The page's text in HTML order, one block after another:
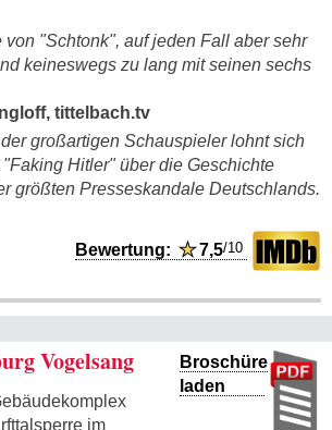
von "Schtonk", auf jeden Fall aber sehr
keineswegs zu lang mit seinen sechs
tittelbach.tv
großartigen Schauspieler lohnt sich
Hitler" über die Geschichte
größten Presseskandale Deutschlands.
Bewertung:★7,5/10
Broschüre
laden
Vogelsang
im